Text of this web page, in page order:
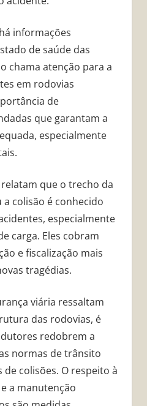
informações
de saúde das
chama atenção para a
em rodovias
de
que garantam a
especialmente
que o trecho da
colisão é conhecido
especialmente
carga. Eles cobram
e fiscalização mais
tragédias.
viária ressaltam
das rodovias, é
redobrem a
normas de trânsito
colisões. O respeito à
a manutenção